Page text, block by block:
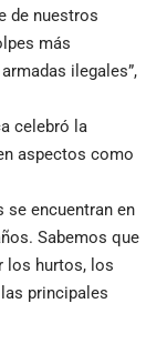
de nuestros
más
ilegales”,
celebró la
aspectos como
encuentran en
Sabemos que
los hurtos, los
principales